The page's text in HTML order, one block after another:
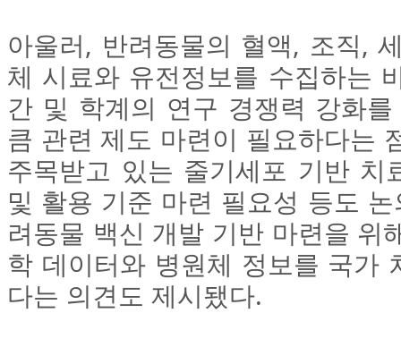
아울러, 반려동물의 혈액, 조직,
체 시료와 유전정보를 수집하는
간 및 학계의 연구 경쟁력 강화
큼 관련 제도 마련이 필요하다는
주목받고 있는 줄기세포 기반 치
및 활용 기준 마련 필요성 등도
려동물 백신 개발 기반 마련을 위
학 데이터와 병원체 정보를 국가
다는 의견도 제시됐다.